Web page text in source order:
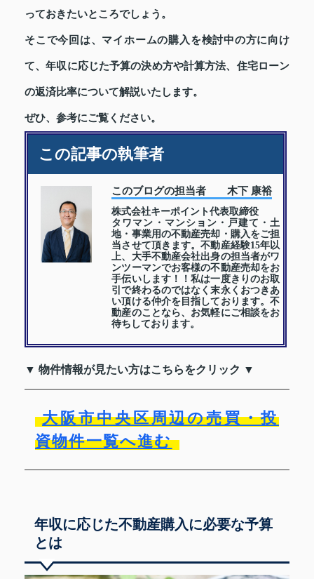
っておきたいところでしょう。
そこで今回は、マイホームの購入を検討中の方に向け
て、年収に応じた予算の決め方や計算方法、住宅ローン
の返済比率について解説いたします。
ぜひ、参考にご覧ください。
この記事の執筆者
このブログの担当者 木下 康裕
株式会社キーポイント代表取締役
タワマン・マンション・戸建て・土
地・事業用の不動産売却・購入をご担
当させて頂きます。不動産経験15年以
上、大手不動産会社出身の担当者がワ
ンツーマンでお客様の不動産売却をお
手伝いします！！私は一度きりのお取
引で終わるのではなく末永くおつきあ
い頂ける仲介を目指しております。不
動産のことなら、お気軽にご相談をお
待ちしております。
▼ 物件情報が見たい方はこちらをクリック ▼
大阪市中央区周辺の売買・投
資物件一覧へ進む
年収に応じた不動産購入に必要な予算
とは